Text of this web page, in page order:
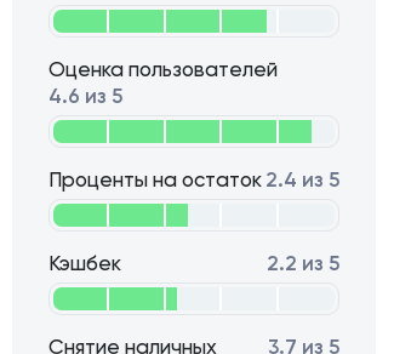
Проценты на остаток 2.4 из 5
Кэшбек 2.2 из 5
Снятие наличных 3.7 из 5
Оценка пользователей
4.6 из 5